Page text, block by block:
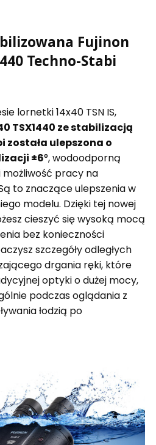
Fujinon
Techno-Stabi
lornetki 14x40 TSN IS,
TSX1440 ze stabilizacją
została ulepszona o
±6°, wodoodporną
pracy na
to znaczące ulepszenia w
modelu. Dzięki tej nowej
cieszyć się wysoką mocą
bez konieczności
szczegóły odległych
drgania ręki, które
optyki o dużej mocy,
podczas oglądania z
łodzią po